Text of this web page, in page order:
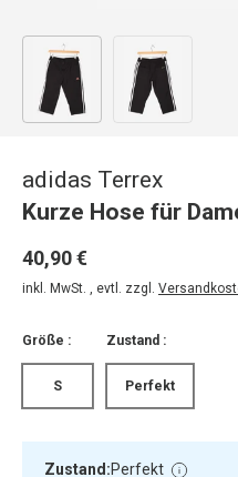
Bild 1 in Galerieansicht
adidas Terrex
Kurze Hose für
40,90 €
inkl. MwSt. , evtl. zzgl.
Größe :
S
Zustand :
Perfekt
Zustand:Perfekt